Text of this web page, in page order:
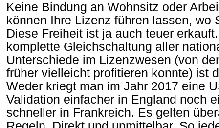
Keine Bindung an Wohnsitz oder
können Ihre Lizenz führen lassen, wo
Diese Freiheit ist ja auch teuer
komplette Gleichschaltung aller
Unterschiede im Lizenzwesen (von
früher vielleicht profitieren konnte) ist
Weder kriegt man im Jahr 2017 eine
Validation einfacher in England noch
schneller in Frankreich. Es gelten